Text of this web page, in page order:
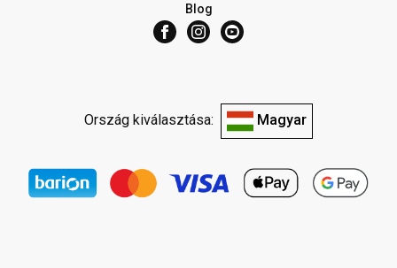
Blog
Ország kiválasztása: Magyar